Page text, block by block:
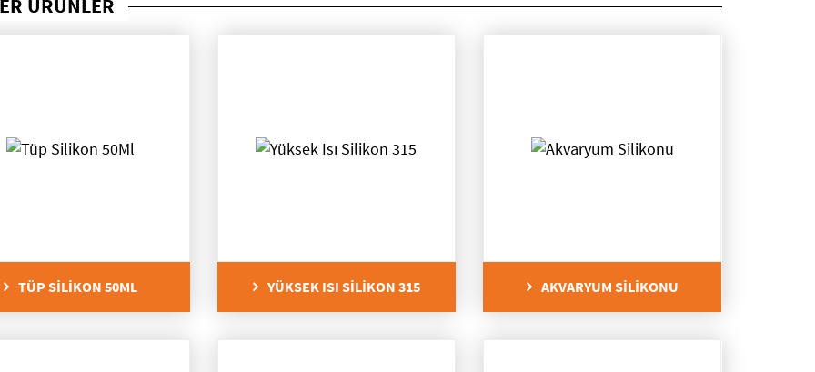
ÜRÜNLER
TÜP SİLİKON 50ML YÜKSEK ISI SİLİKON 315 AKVARYUM SİLİKONU